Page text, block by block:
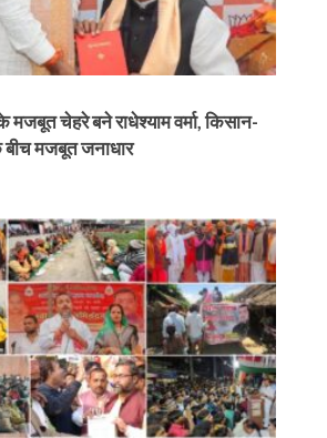
मजबूत चेहरे बने राधेश्याम वर्मा, किसान-
मजबूत जनाधार